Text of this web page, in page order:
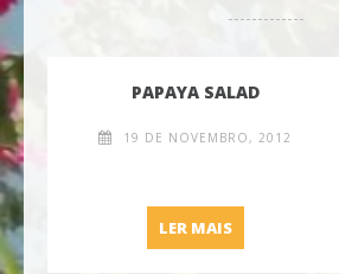
PAPAYA SALAD
19 DE NOVEMBRO, 2012
LER MAISPAPAYA SALAD